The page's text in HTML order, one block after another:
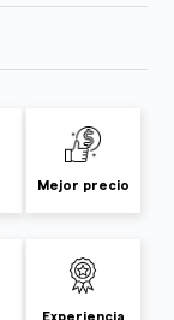
Mejor precio
Experiencia